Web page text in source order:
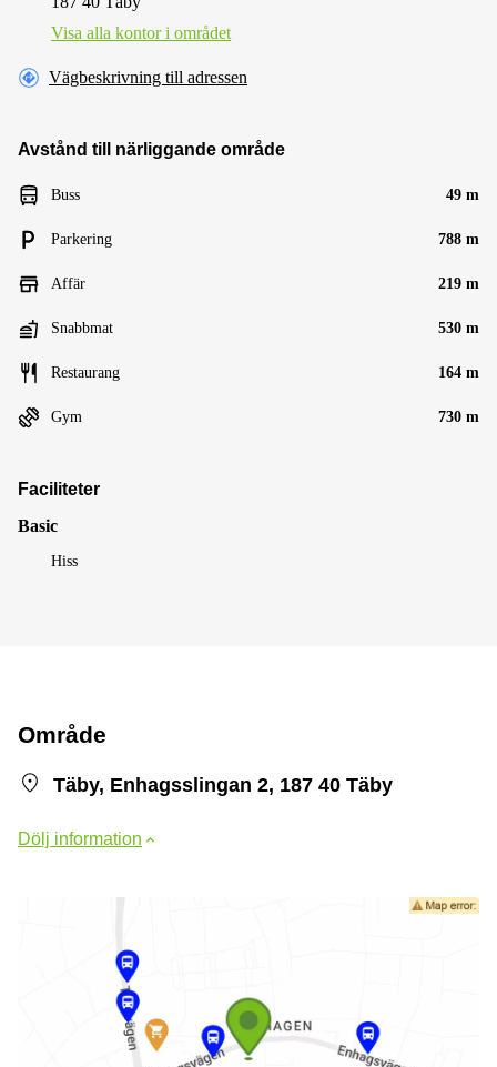
Visa alla kontor i området
Vägbeskrivning till adressen
Avstånd till närliggande område
Buss 49 m
Parkering 788 m
Affär 219 m
Snabbmat 530 m
Restaurang 164 m
Gym 730 m
Faciliteter
Basic
Hiss
Område
Täby, Enhagsslingan 2, 187 40 Täby
Dölj information